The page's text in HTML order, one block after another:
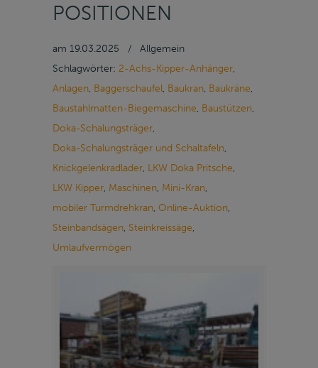
POSITIONEN
am 19.03.2025 /
Allgemein
Schlagwörter: 2-Achs-Kipper-Anhänger,
Anlagen, Baggerschaufel, Baukran, Baukräne,
Baustahlmatten-Biegemaschine, Baustützen,
Doka-Schalungsträger,
Doka-Schalungsträger und Schaltafeln,
Knickgelenkradlader, LKW Doka Pritsche,
LKW Kipper, Maschinen, Mini-Kran,
mobiler Turmdrehkran, Online-Auktion,
Steinbandsägen, Steinkreissäge,
Umlaufvermögen